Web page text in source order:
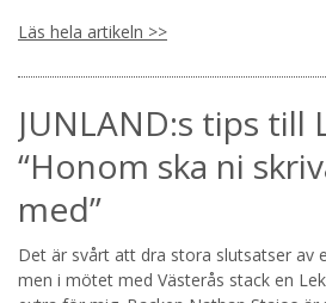
Läs hela artikeln >>
JUNLAND:s tips till
“Honom ska ni
med”
Det är svårt att dra stora slutsatser av
men i mötet med Västerås stack en